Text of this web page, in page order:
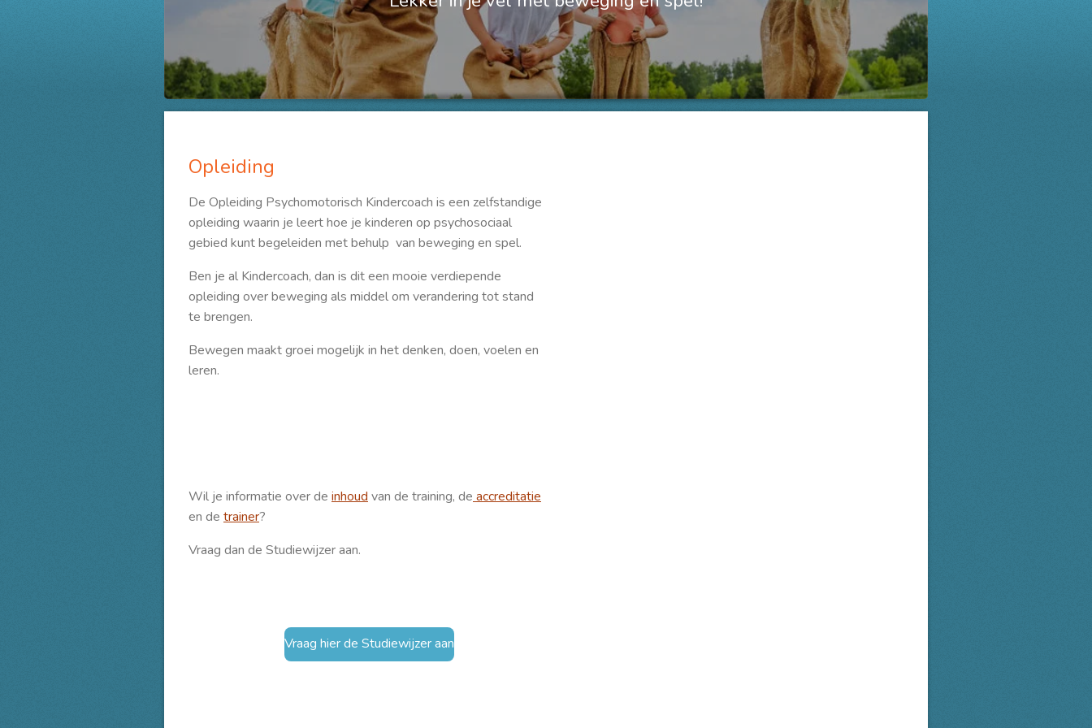
Opleiding
De Opleiding Psychomotorisch Kindercoach is een zelfstandige
opleiding waarin je leert hoe je kinderen op psychosociaal
gebied kunt begeleiden met behulp van beweging en spel.
Ben je al Kindercoach, dan is dit een mooie verdiepende
opleiding over beweging als middel om verandering tot stand
te brengen.
Bewegen maakt groei mogelijk in het denken, doen, voelen en
leren.
Wil je informatie over de inhoud van de training, de accreditatie
en de trainer?
Vraag dan de Studiewijzer aan.
Vraag hier de Studiewijzer aan